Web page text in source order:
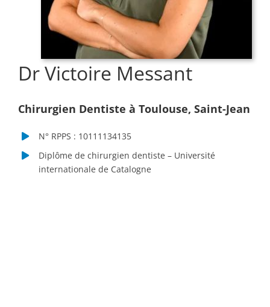
Dr Victoire Messant
Chirurgien Dentiste à Toulouse, Saint-Jean
N° RPPS : 10111134135
Diplôme de chirurgien dentiste – Université
internationale de Catalogne